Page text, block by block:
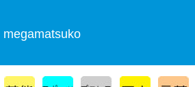
megamatsuko